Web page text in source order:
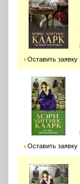
Оставить заявку
Оставить заявку